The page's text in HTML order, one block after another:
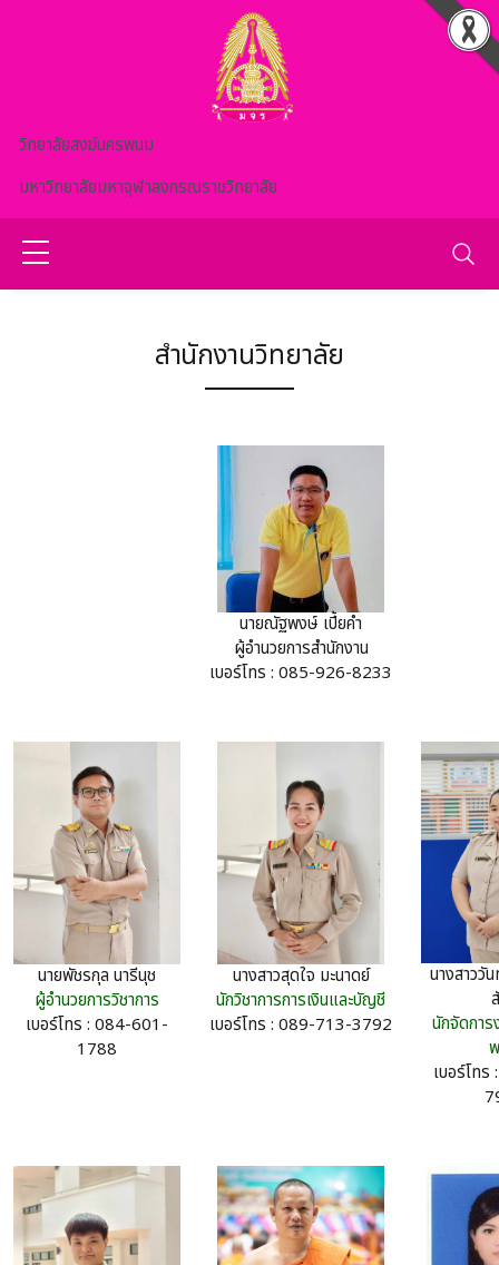
วิทยาลัยสงฆ์นครพนม
มหาวิทยาลัยมหาจุฬาลงกรณราชวิทยาลัย
สำนักงานวิทยาลัย
นายณัฐพงษ์ เปี้ยคำ
ผู้อำนวยการสำนักงาน
เบอร์โทร : 085-926-8233
นายพัชรกุล นารีนุช
ผู้อำนวยการวิชาการ
เบอร์โทร : 084-601-
1788
นางสาวสุดใจ มะนาดย์
นักวิชาการการเงินและบัญชี
เบอร์โทร : 089-713-3792
นางสาววั
นักจัดการ
เบอร์โท